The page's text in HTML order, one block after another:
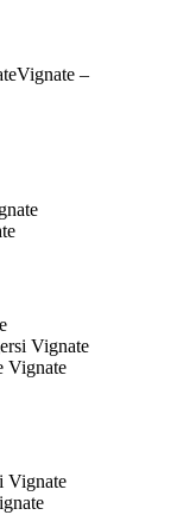
Vignate –
Vignate
Vignate
Vignate